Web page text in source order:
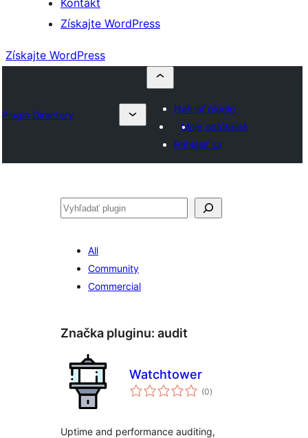
Kontakt
Získajte WordPress
Získajte WordPress
Plugin Directory
Nahrať plugin
Moje obľúbené
Prihlásiť sa
Hľadať
All
Community
Commercial
Značka pluginu: audit
Watchtower
(0celkové
hodnotenie
)
Uptime and performance auditing,